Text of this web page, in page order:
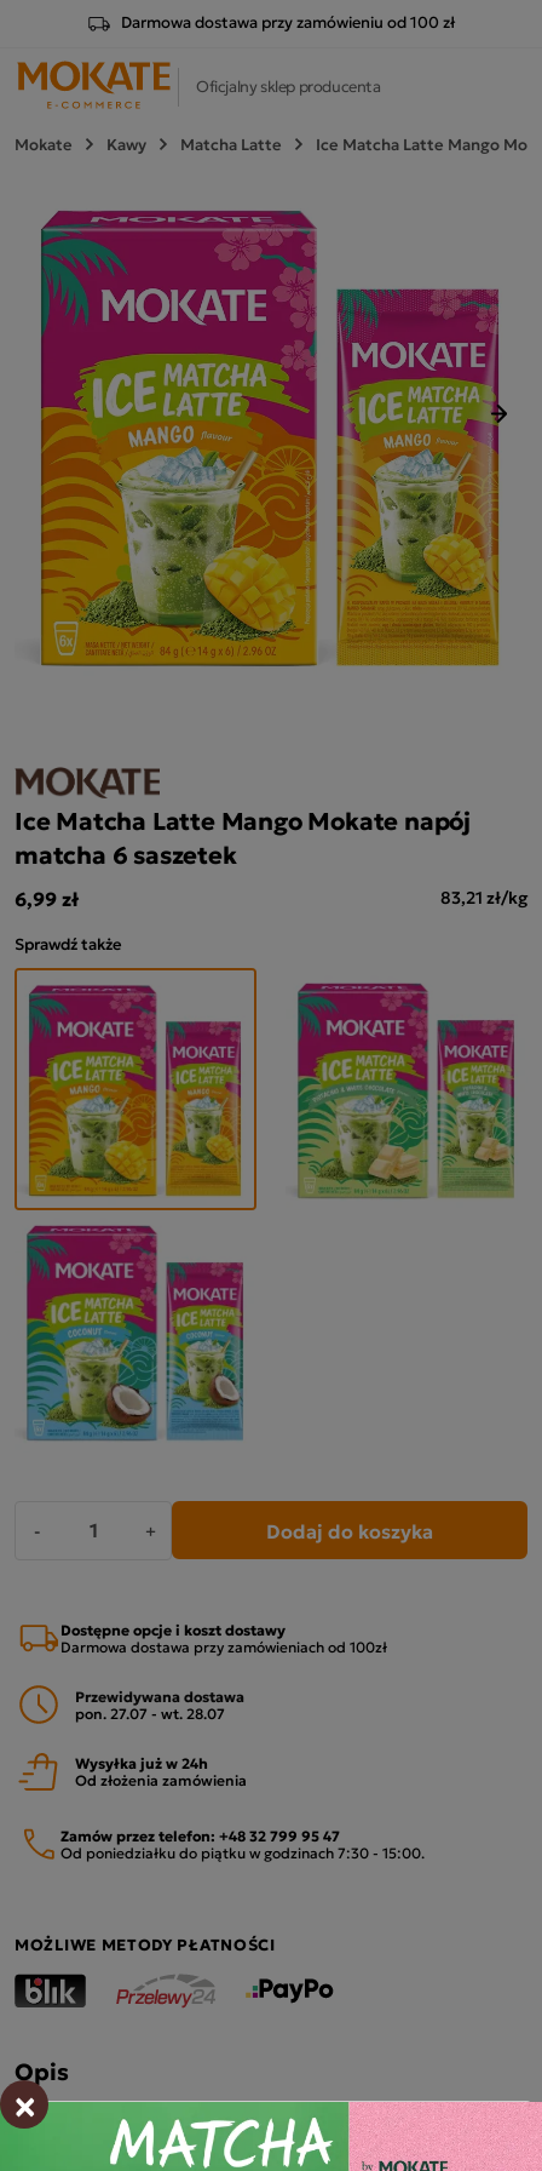
Darmowa dostawa przy zamówieniu od 100 zł
Oficjalny sklep producenta
Mokate Kawy Matcha Latte Ice Matcha Latte Mango
Ice Matcha Latte Mango Mokate napój
matcha 6 saszetek
6,99 zł 83,21 zł/kg
Sprawdź także
- + Dodaj do koszyka
Dostępne opcje i koszt dostawy
Darmowa dostawa przy zamówieniach od 100zł
Przewidywana dostawa
pon. 27.07 - wt. 28.07
Wysyłka już w 24h
Od złożenia zamówienia
Zamów przez telefon: +48 32 799 95 47
Od poniedziałku do piątku w godzinach 7:30 - 15:00.
MOŻLIWE METODY PŁATNOŚCI
Opis
×